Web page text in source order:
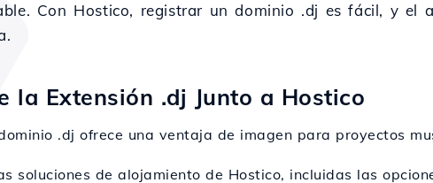
Con Hostico, registrar un dominio .dj es fácil, y
la Extensión .dj Junto a Hostico
.dj ofrece una ventaja de imagen para proyectos
soluciones de alojamiento de Hostico, incluidas las